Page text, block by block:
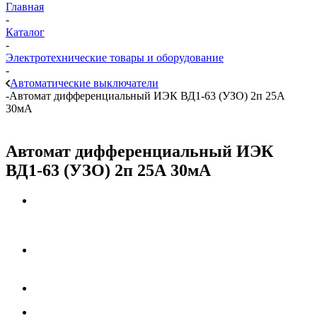
Главная
-
Каталог
-
Электротехнические товары и оборудование
-
Автоматические выключатели
-Автомат дифференциальный ИЭК ВД1-63 (УЗО) 2п 25А
30мА
Автомат дифференциальный ИЭК
ВД1-63 (УЗО) 2п 25А 30мА